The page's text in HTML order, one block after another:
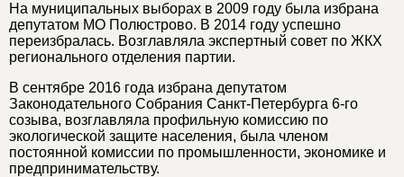
На муниципальных выборах в 2009 году была избрана
депутатом МО Полюстрово. В 2014 году успешно
переизбралась. Возглавляла экспертный совет по ЖКХ
регионального отделения партии.
В сентябре 2016 года избрана депутатом
Законодательного Собрания Санкт-Петербурга 6-го
созыва, возглавляла профильную комиссию по
экологической защите населения, была членом
постоянной комиссии по промышленности, экономике и
предпринимательству.